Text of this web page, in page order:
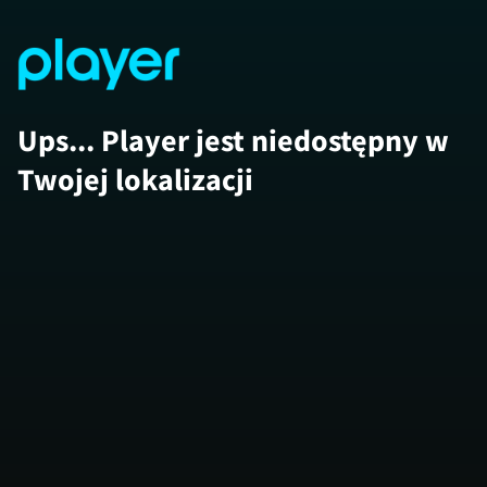
Ups... Player jest niedostępny w
Twojej lokalizacji